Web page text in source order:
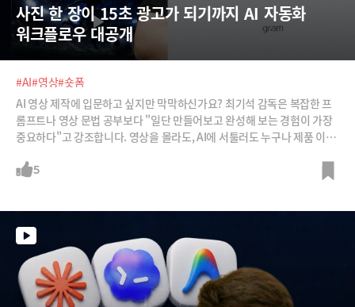
사진 한 장이 15초 광고가 되기까지 AI 자동화
워크플로우 대공개
#AI#영상#숏폼
AI 영상 제작에 입문하고 싶지만 막막하신가요? 최기석 감독은 복잡한 프
롬프트나 영상 문법 공부보다 "일단 만들어보고 완성해 보는 경험이 가장
중요하다"고 강조합니다. 영상을 몰라도, AI에 서툴러도 누구나 제품 이미
지 자동으로 뽑을 수 있는 최기석 감독의 커스텀 GPTs 워크플로우를 소개
5